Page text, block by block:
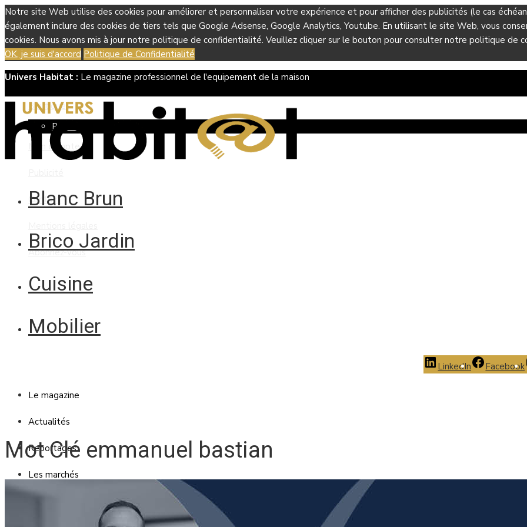
Notre site Web utilise des cookies pour améliorer et personnaliser votre expérience et pour afficher des publicités (le cas
également inclure des cookies de tiers tels que Google Adsense, Google Analytics, Youtube. En utilisant le site Web, vous
cookies. Nous avons mis à jour notre politique de confidentialité. Veuillez cliquer sur le bouton pour consulter notre politique de
OK, je suis d'accord Politique de Confidentialité
Univers Habitat : Le magazine professionnel de l'equipement de la maison
Boutique
Panier
Mon compte
Contact
Abonnez-vous
Blanc Brun
Brico Jardin
Cuisine
Mobilier
LinkedIn Facebook
Le magazine
Actualités
Reportages
Les marchés
Mot Clé emmanuel bastian